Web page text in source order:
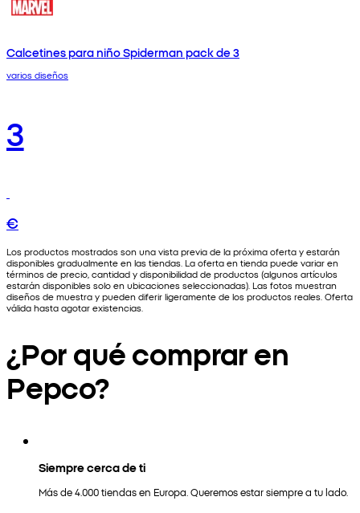
Calcetines para niño Spiderman pack de 3
varios diseños
3
€
Los productos mostrados son una vista previa de la próxima oferta y estarán
disponibles gradualmente en las tiendas. La oferta en tienda puede variar en
términos de precio, cantidad y disponibilidad de productos (algunos artículos
estarán disponibles solo en ubicaciones seleccionadas). Las fotos muestran
diseños de muestra y pueden diferir ligeramente de los productos reales. Oferta
válida hasta agotar existencias.
¿Por qué comprar en
Pepco?
Siempre cerca de ti
Más de 4.000 tiendas en Europa. Queremos estar siempre a tu lado.